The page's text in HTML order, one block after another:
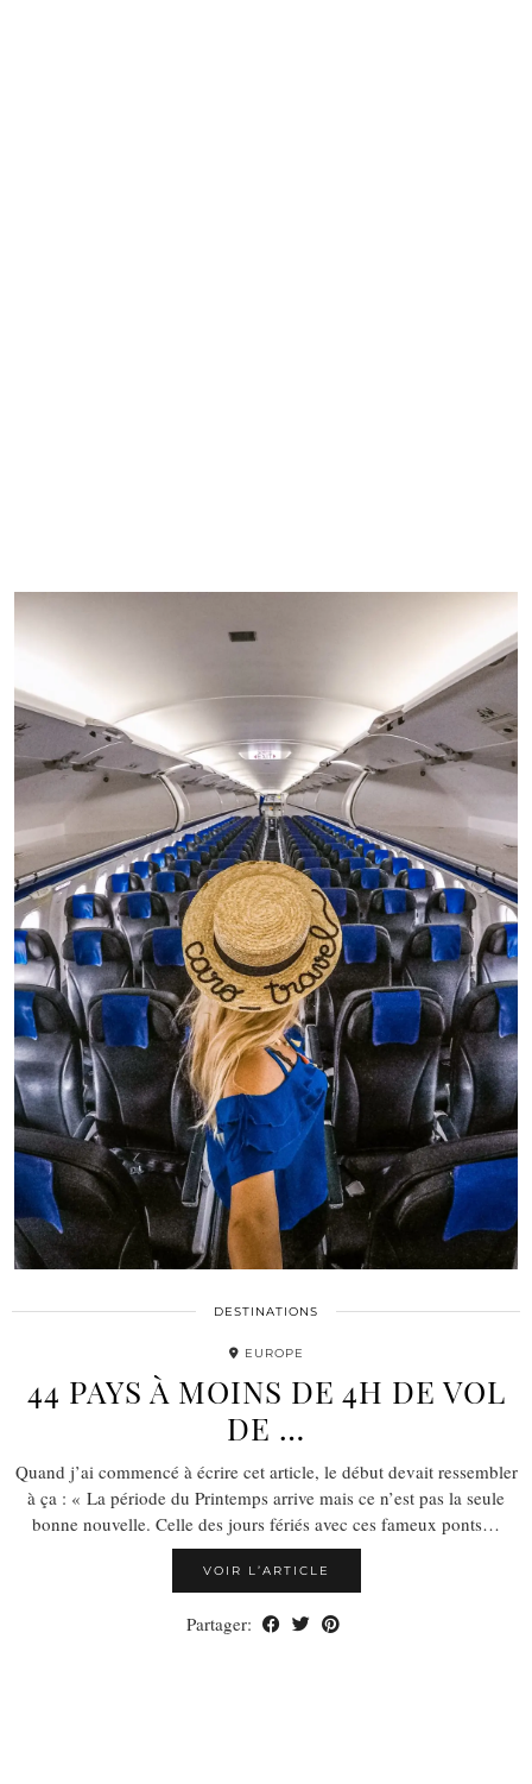
DESTINATIONS
EUROPE
44 PAYS À MOINS DE 4H DE VOL
DE …
Quand j’ai commencé à écrire cet article, le début devait ressembler
à ça : « La période du Printemps arrive mais ce n’est pas la seule
bonne nouvelle. Celle des jours fériés avec ces fameux ponts…
VOIR L’ARTICLE
Partager: